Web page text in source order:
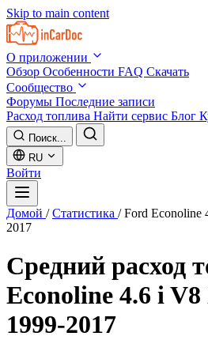
Skip to main content
О приложении
Обзор Особенности FAQ Скачать
Сообщество
Форумы Последние записи
Расход топлива Найти сервис Блог
Поиск...
RU
Войти
Домой / Статистика / Ford Econoline
2017
Средний расход
Econoline 4.6 i
1999-2017